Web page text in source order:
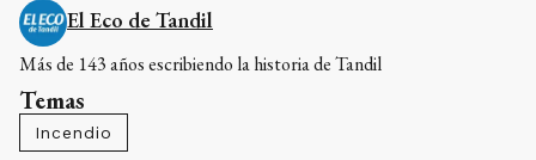
El Eco de Tandil
Más de 143 años escribiendo la historia de Tandil
Temas
Incendio